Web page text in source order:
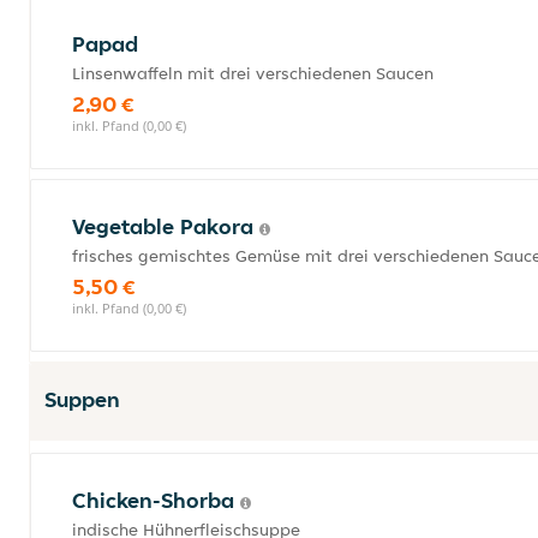
Papad
Linsenwaffeln mit drei verschiedenen Saucen
2,90 €
inkl. Pfand (0,00 €)
Vegetable Pakora
frisches gemischtes Gemüse mit drei verschiedenen
5,50 €
inkl. Pfand (0,00 €)
Suppen
Chicken-Shorba
indische Hühnerfleischsuppe